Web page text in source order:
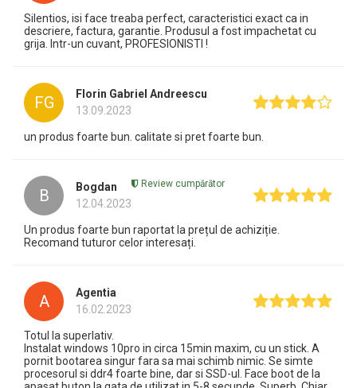
Silentios, isi face treaba perfect, caracteristici exact ca in
descriere, factura, garantie. Produsul a fost impachetat cu
grija. Intr-un cuvant, PROFESIONISTI !
FG
Florin Gabriel Andreescu
13.09.2023
un produs foarte bun. calitate si pret foarte bun.
B
Bogdan
12.04.2023
Review cumpărător
Un produs foarte bun raportat la prețul de achiziție.
Recomand tuturor celor interesați.
A
Agentia
16.02.2023
Totul la superlativ.
Instalat windows 10pro in circa 15min maxim, cu un stick. A
pornit bootarea singur fara sa mai schimb nimic. Se simte
procesorul si ddr4 foarte bine, dar si SSD-ul. Face boot de la